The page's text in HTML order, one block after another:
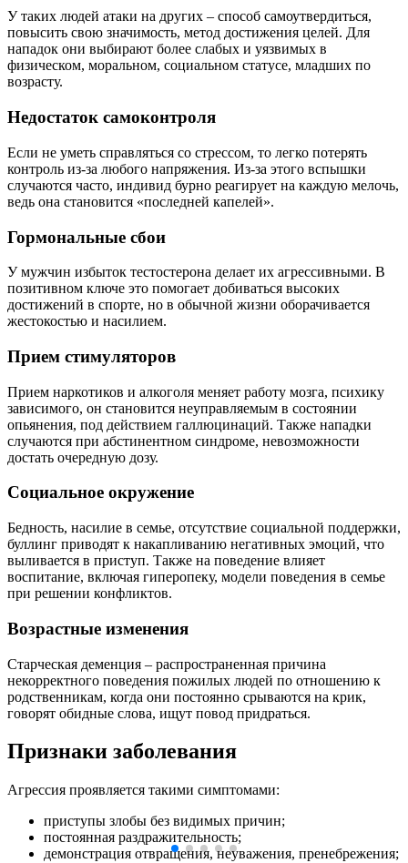
У таких людей атаки на других – способ самоутвердиться,
повысить свою значимость, метод достижения целей. Для
нападок они выбирают более слабых и уязвимых в
физическом, моральном, социальном статусе, младших по
возрасту.
Недостаток самоконтроля
Если не уметь справляться со стрессом, то легко потерять
контроль из-за любого напряжения. Из-за этого вспышки
случаются часто, индивид бурно реагирует на каждую мелочь,
ведь она становится «последней капелей».
Гормональные сбои
У мужчин избыток тестостерона делает их агрессивными. В
позитивном ключе это помогает добиваться высоких
достижений в спорте, но в обычной жизни оборачивается
жестокостью и насилием.
Прием стимуляторов
Прием наркотиков и алкоголя меняет работу мозга, психику
зависимого, он становится неуправляемым в состоянии
опьянения, под действием галлюцинаций. Также нападки
случаются при абстинентном синдроме, невозможности
достать очередную дозу.
Социальное окружение
Бедность, насилие в семье, отсутствие социальной поддержки,
буллинг приводят к накапливанию негативных эмоций, что
выливается в приступ. Также на поведение влияет
воспитание, включая гиперопеку, модели поведения в семье
при решении конфликтов.
Возрастные изменения
Старческая деменция – распространенная причина
некорректного поведения пожилых людей по отношению к
родственникам, когда они постоянно срываются на крик,
говорят обидные слова, ищут повод придраться.
Признаки заболевания
Агрессия проявляется такими симптомами:
приступы злобы без видимых причин;
постоянная раздражительность;
демонстрация отвращения, неуважения, пренебрежения;